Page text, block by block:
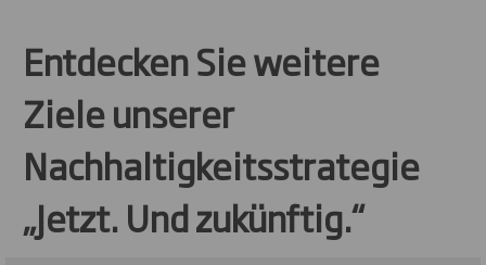
Entdecken Sie weitere
Ziele unserer
Nachhaltigkeitsstrategie
„Jetzt. Und zukünftig.“